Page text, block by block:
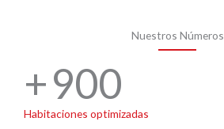
Nuestros Números
900
Habitaciones optimizadas